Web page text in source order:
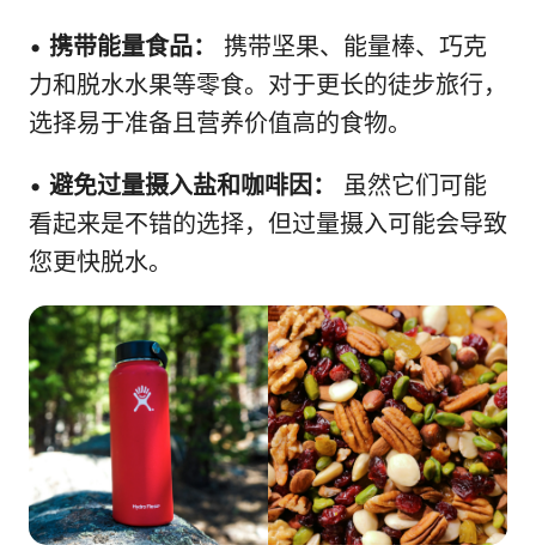
• 携带能量食品：
携带坚果、能量棒、巧克
力和脱水水果等零食。对于更长的徒步旅行，
选择易于准备且营养价值高的食物。
• 避免过量摄入盐和咖啡因：
虽然它们可能
看起来是不错的选择，但过量摄入可能会导致
您更快脱水。